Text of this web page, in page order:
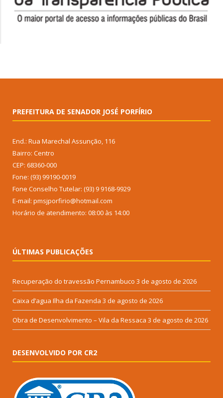
PREFEITURA DE SENADOR JOSÉ PORFÍRIO
End.: Rua Marechal Assunção, 116
Bairro: Centro
CEP: 68360-000
Fone: (93) 99190-0019
Fone Conselho Tutelar: (93) 9 9168-9929
E-mail: pmsjporfirio@hotmail.com
Horário de atendimento: 08:00 às 14:00
ÚLTIMAS PUBLICAÇÕES
Recuperação do travessão Pernambuco 3 de agosto de 2026
Caixa d’agua Ilha da Fazenda 3 de agosto de 2026
Obra de Desenvolvimento – Vila da Ressaca 3 de agosto de 2026
DESENVOLVIDO POR CR2